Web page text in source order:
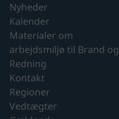
Nyheder
Kalender
Materialer om
arbejdsmiljø til Brand og
Redning
Kontakt
Regioner
Vedtægter